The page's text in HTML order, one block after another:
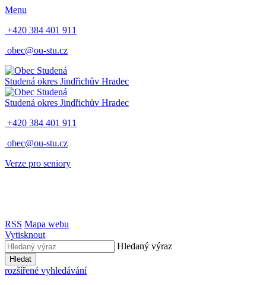
Menu
+420 384 401 911
obec@ou-stu.cz
Studená okres Jindřichův Hradec
Studená okres Jindřichův Hradec
+420 384 401 911
obec@ou-stu.cz
Verze pro seniory
RSS Mapa webu
Vytisknout
Hledaný výraz
Hledat
rozšířené vyhledávání